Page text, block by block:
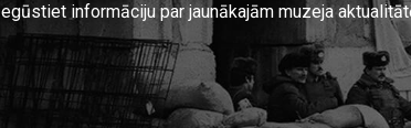
Iegūstiet informāciju par jaunākajām muzeja